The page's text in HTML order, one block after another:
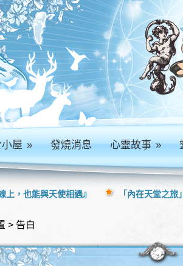
屋» 發燒消息 心靈故事»
> 告白
上，也能與天使相遇』 「內在天堂之